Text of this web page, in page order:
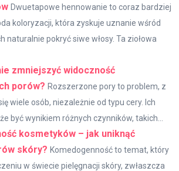
Dwuetapowe hennowanie to coraz bardziej
koloryzacji, która zyskuje uznanie wśród
naturalnie pokryć siwe włosy. Ta ziołowa
zmniejszyć widoczność
porów? Rozszerzone pory to problem, z
wiele osób, niezależnie od typu cery. Ich
być wynikiem różnych czynników, takich...
kosmetyków – jak uniknąć
skóry? Komedogenność to temat, który
w świecie pielęgnacji skóry, zwłaszcza